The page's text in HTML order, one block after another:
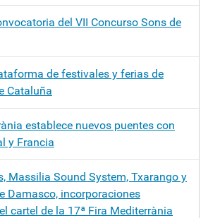
del VII Concurso Sons de
de festivales y ferias de
Cataluña
establece nuevos puentes con
y Francia
Massilia Sound System, Txarango y
Damasco, incorporaciones
cartel de la 17ª Fira Mediterrània